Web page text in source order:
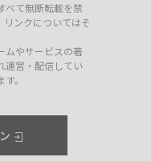
べて無断転載を禁
リンクについてはそ
ムやサービスの著
運営・配信してい
。